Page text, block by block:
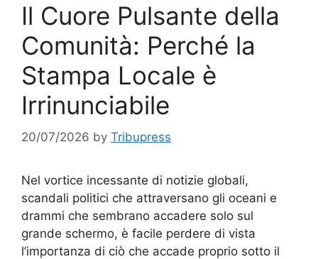
Il Cuore Pulsante della
Comunità: Perché la
Stampa Locale è
Irrinunciabile
20/07/2026 by Tribupress
Nel vortice incessante di notizie globali,
scandali politici che attraversano gli oceani e
drammi che sembrano accadere solo sul
grande schermo, è facile perdere di vista
l’importanza di ciò che accade proprio sotto il